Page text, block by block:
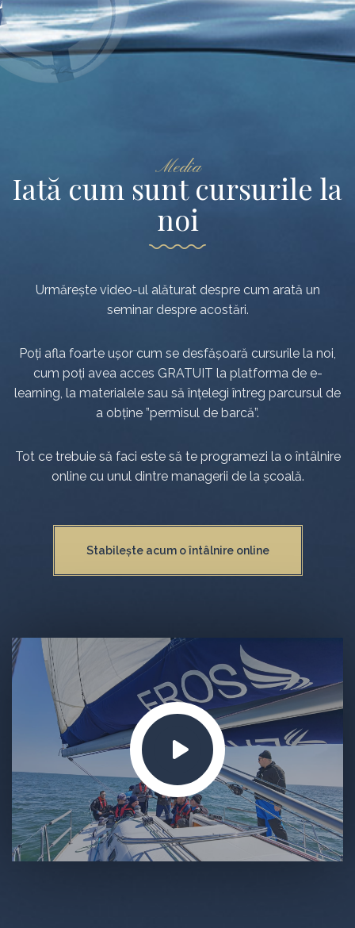
Media
Iată cum sunt cursurile la
noi
Urmărește video-ul alăturat despre cum arată un
seminar despre acostări.
Poți afla foarte ușor cum se desfășoară cursurile la noi,
cum poți avea acces GRATUIT la platforma de e-
learning, la materialele sau să înțelegi întreg parcursul de
a obține ”permisul de barcă”.
Tot ce trebuie să faci este să te programezi la o întâlnire
online cu unul dintre managerii de la școală.
Stabilește acum o întâlnire online